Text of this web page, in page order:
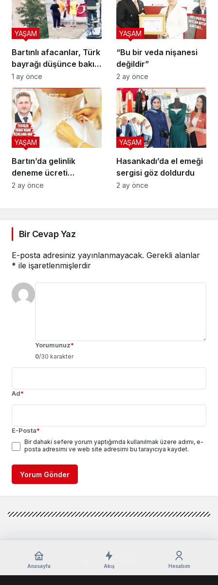
Bartınlı afacanlar, Türk
bayrağı düşünce bakın
ne yaptı
YAŞAM
1 ay önce
“Bu bir veda nişanesi
değildir”
YAŞAM
2 ay önce
Bartın’da gelinlik
deneme ücreti
Türkiye’ye manşet
YAŞAM
2 ay önce
Hasankadı’da el emeği
sergisi göz doldurdu
YAŞAM
2 ay önce
Bir Cevap Yaz
E-posta adresiniz yayınlanmayacak. Gerekli alanlar
* ile işaretlenmişlerdir
Yorumunuz*
0/30 karakter
Ad*
E-Posta*
Bir dahaki sefere yorum yaptığımda kullanılmak üzere adımı, e-
posta adresimi ve web site adresimi bu tarayıcıya kaydet.
Yorum Gönder
Anasayfa Akış Hesabım